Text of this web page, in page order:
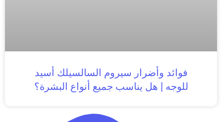
فوائد وأضرار سيروم السالسيلك أسيد
للوجه | هل يناسب جميع أنواع البشرة؟